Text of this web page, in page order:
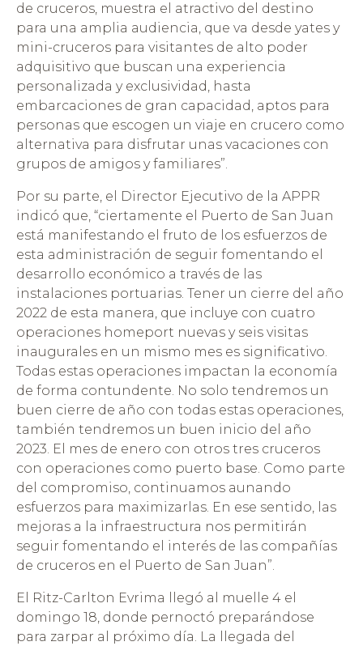
de cruceros, muestra el atractivo del destino
para una amplia audiencia, que va desde yates y
mini-cruceros para visitantes de alto poder
adquisitivo que buscan una experiencia
personalizada y exclusividad, hasta
embarcaciones de gran capacidad, aptos para
personas que escogen un viaje en crucero como
alternativa para disfrutar unas vacaciones con
grupos de amigos y familiares”.
Por su parte, el Director Ejecutivo de la APPR
indicó que, “ciertamente el Puerto de San Juan
está manifestando el fruto de los esfuerzos de
esta administración de seguir fomentando el
desarrollo económico a través de las
instalaciones portuarias. Tener un cierre del año
2022 de esta manera, que incluye con cuatro
operaciones homeport nuevas y seis visitas
inaugurales en un mismo mes es significativo.
Todas estas operaciones impactan la economía
de forma contundente. No solo tendremos un
buen cierre de año con todas estas operaciones,
también tendremos un buen inicio del año
2023. El mes de enero con otros tres cruceros
con operaciones como puerto base. Como parte
del compromiso, continuamos aunando
esfuerzos para maximizarlas. En ese sentido, las
mejoras a la infraestructura nos permitirán
seguir fomentando el interés de las compañías
de cruceros en el Puerto de San Juan”.
El Ritz-Carlton Evrima llegó al muelle 4 el
domingo 18, donde pernoctó preparándose
para zarpar al próximo día. La llegada del